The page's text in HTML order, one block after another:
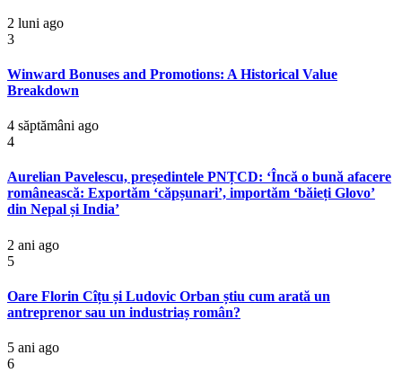
2 luni ago
3
Winward Bonuses and Promotions: A Historical Value
Breakdown
4 săptămâni ago
4
Aurelian Pavelescu, președintele PNȚCD: ‘Încă o bună afacere
românească: Exportăm ‘căpșunari’, importăm ‘băieți Glovo’
din Nepal și India’
2 ani ago
5
Oare Florin Cîțu și Ludovic Orban știu cum arată un
antreprenor sau un industriaș român?
5 ani ago
6